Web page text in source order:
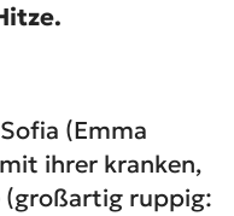
(Emma
ihrer kranken,
ruppig: